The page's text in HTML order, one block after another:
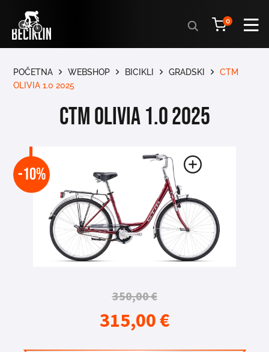
Products
search
0
POČETNA WEBSHOP BICIKLI GRADSKI
CTM
OLIVIA 1.0 2025
CTM OLIVIA 1.0 2025
-10%
350,00€
315,00€